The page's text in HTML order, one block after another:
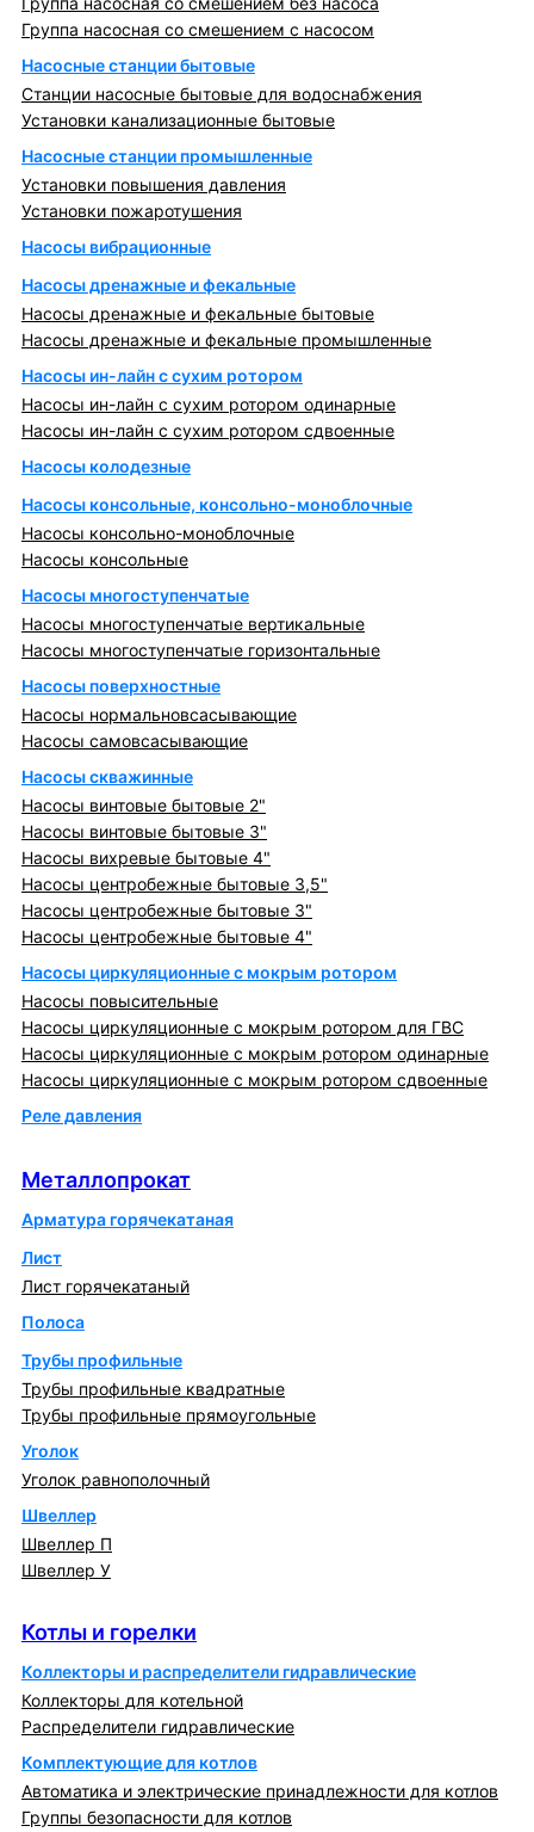
Группа насосная со смешением с насосом
Насосные станции бытовые
Станции насосные бытовые для водоснабжения
Установки канализационные бытовые
Насосные станции промышленные
Установки повышения давления
Установки пожаротушения
Насосы вибрационные
Насосы дренажные и фекальные
Насосы дренажные и фекальные бытовые
Насосы дренажные и фекальные промышленные
Насосы ин-лайн с сухим ротором
Насосы ин-лайн с сухим ротором одинарные
Насосы ин-лайн с сухим ротором сдвоенные
Насосы колодезные
Насосы консольные, консольно-моноблочные
Насосы консольно-моноблочные
Насосы консольные
Насосы многоступенчатые
Насосы многоступенчатые вертикальные
Насосы многоступенчатые горизонтальные
Насосы поверхностные
Насосы нормальновсасывающие
Насосы самовсасывающие
Насосы скважинные
Насосы винтовые бытовые 2"
Насосы винтовые бытовые 3"
Насосы вихревые бытовые 4"
Насосы центробежные бытовые 3,5"
Насосы центробежные бытовые 3"
Насосы центробежные бытовые 4"
Насосы циркуляционные с мокрым ротором
Насосы повысительные
Насосы циркуляционные с мокрым ротором для ГВС
Насосы циркуляционные с мокрым ротором одинарные
Насосы циркуляционные с мокрым ротором сдвоенные
Реле давления
Металлопрокат
Арматура горячекатаная
Лист
Лист горячекатаный
Полоса
Трубы профильные
Трубы профильные квадратные
Трубы профильные прямоугольные
Уголок
Уголок равнополочный
Швеллер
Швеллер П
Швеллер У
Котлы и горелки
Коллекторы и распределители гидравлические
Коллекторы для котельной
Распределители гидравлические
Комплектующие для котлов
Автоматика и электрические принадлежности для котлов
Группы безопасности для котлов